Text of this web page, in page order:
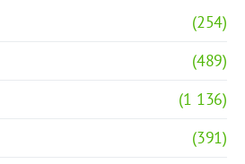
(254)
(489)
(1 136)
(391)